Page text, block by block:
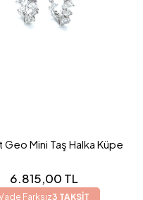
Geo Mini Taş Halka Küpe
6.815,00 TL
Farksız3 TAKSİT